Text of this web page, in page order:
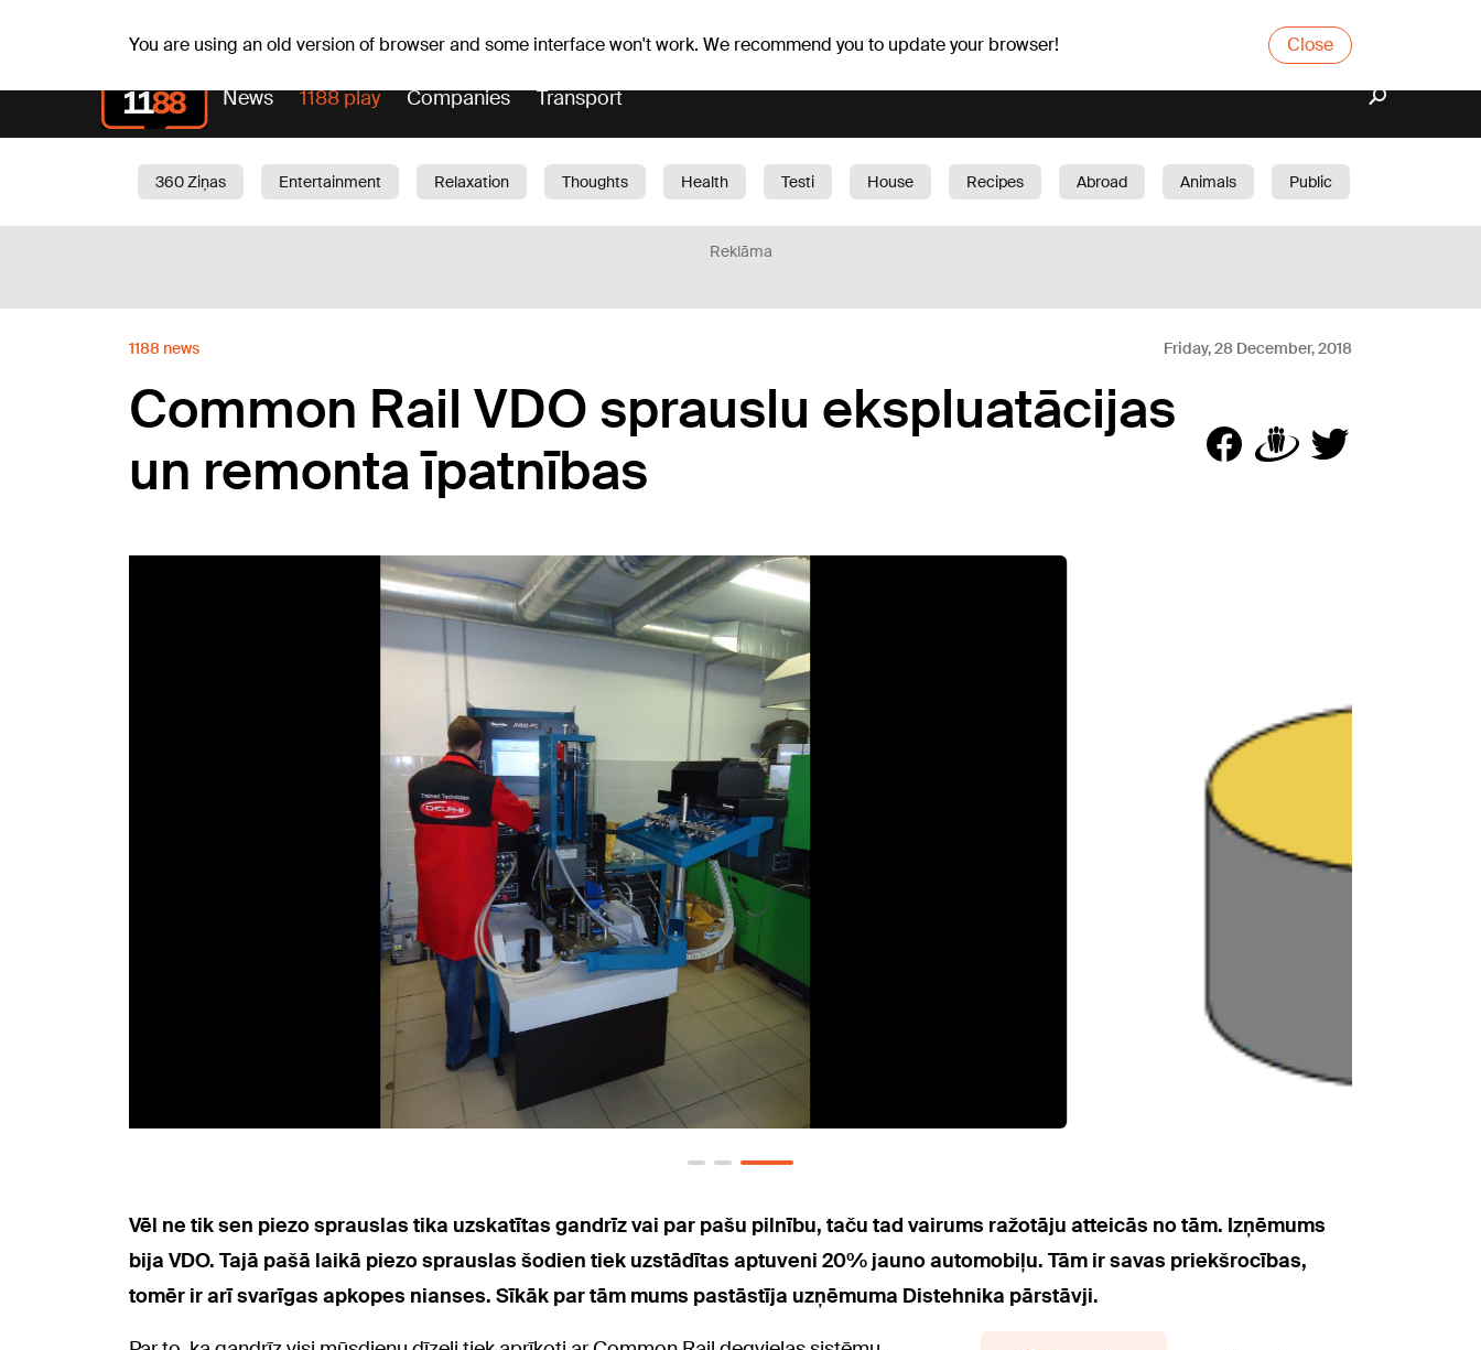
You are using an old version of browser and some interface won't work. We recommend you to update your browser! Close
News 1188 play Companies Transport
360 Ziņas Entertainment Relaxation Thoughts Health Testi House Recipes Abroad Animals
Public
Reklāma
1188 news Friday, 28 December, 2018
Сommon Rail VDO sprauslu ekspluatācijas
un remonta īpatnības
Vēl ne tik sen piezo sprauslas tika uzskatītas gandrīz vai par pašu pilnību, taču tad vairums ražotāju atteicās no tām. Izņēmums
bija VDO. Tajā pašā laikā piezo sprauslas šodien tiek uzstādītas aptuveni 20% jauno automobiļu. Tām ir savas priekšrocības,
tomēr ir arī svarīgas apkopes nianses. Sīkāk par tām mums pastāstīja uzņēmuma Distehnika pārstāvji.